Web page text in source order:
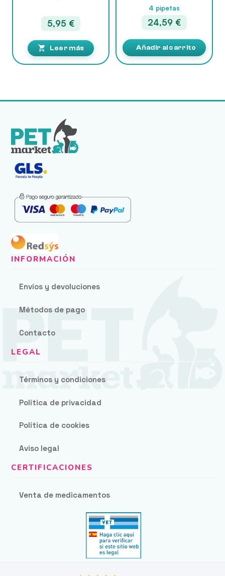
5,95 €
Leer más
4 pipetas
24,59 €
Añadir al carrito
Envíos y devoluciones
Métodos de pago
Contacto
Términos y condiciones
Política de privacidad
Política de cookies
Aviso legal
Venta de medicamentos